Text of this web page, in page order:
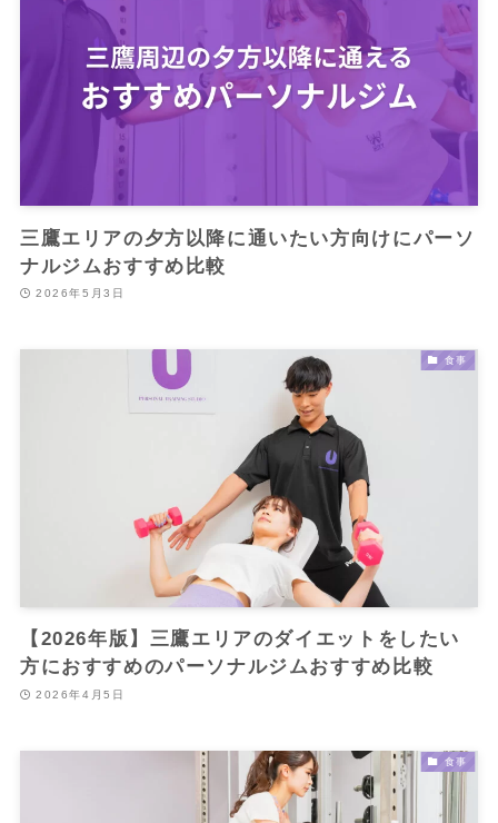
三鷹エリアの夕方以降に通いたい方向けにパーソ
ナルジムおすすめ比較
2026年5月3日
食事
【2026年版】三鷹エリアのダイエットをしたい
方におすすめのパーソナルジムおすすめ比較
2026年4月5日
食事